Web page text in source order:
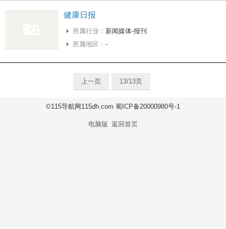
健康日报
所属行业： 新闻媒体-报刊
所属地区： -
上一页 13/13页
©115导航网115dh.com 蜀ICP备20000980号-1
电脑版 返回首页